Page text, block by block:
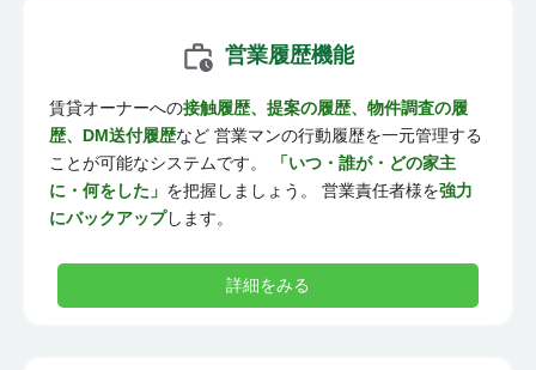
営業履歴機能
賃貸オーナーへの接触履歴、提案の履歴、物件調査の履
歴、DM送付履歴など 営業マンの行動履歴を一元管理する
ことが可能なシステムです。
「いつ・誰が・どの家主
に・何をした」 を把握しましょう。 営業責任者様を強力
にバックアップします。
詳細をみる